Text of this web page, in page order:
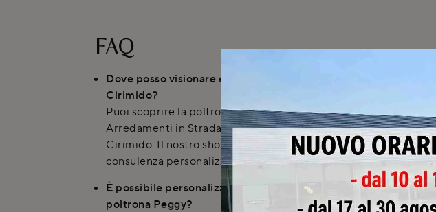
FAQ
Dove posso visionare e acquistare la poltrona Peggy di Samoa a
Cirimido?
Puoi scoprire la poltrona Peggy di Samoa presso Rusconi Design
Arredamenti in Strada Provinciale Novedratese A. De Gasperi a
Cirimido. Il nostro showroom offre un'ampia esposizione e
consulenza personalizzata.
È possibile personalizzare le dimensioni o i rivestimenti della
poltrona Peggy?